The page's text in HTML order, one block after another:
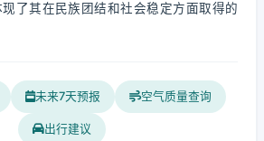
了其在民族团结和社会稳定方面取得的
未来7天预报 空气质量查询
出行建议